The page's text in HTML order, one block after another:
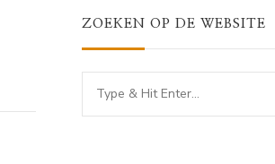
ZOEKEN OP DE WEBSITE
Looking
for